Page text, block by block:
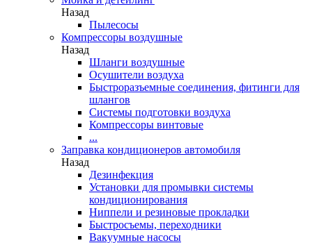
Назад
Пылесосы
Компрессоры воздушные
Назад
Шланги воздушные
Осушители воздуха
Быстроразъемные соединения, фитинги для
шлангов
Системы подготовки воздуха
Компрессоры винтовые
...
Заправка кондиционеров автомобиля
Назад
Дезинфекция
Установки для промывки системы
кондиционирования
Ниппели и резиновые прокладки
Быстросъемы, переходники
Вакуумные насосы